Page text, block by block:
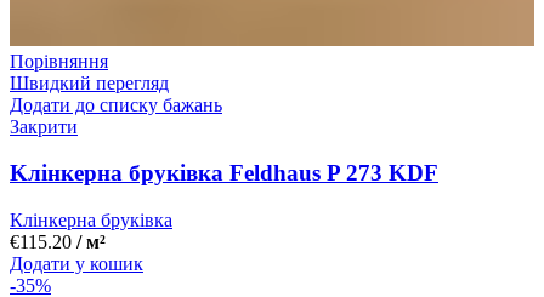
Порівняння
Швидкий перегляд
Додати до списку бажань
Закрити
Kлінкерна бруківка Feldhaus P 273 KDF
Клінкерна бруківка
€115.20 / м²
Додати у кошик
-35%